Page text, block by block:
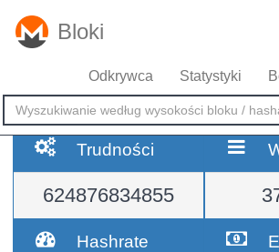
Bloki
Odkrywca Statystyki
Trudności
624876834855
Hashrate